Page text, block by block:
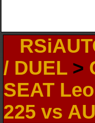
/ DUEL>
SEAT
225 vs